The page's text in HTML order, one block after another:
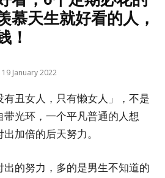
慕天生就好看的人，
！
19 January 2022
丑女人，只有懒女人」，不是
光环，一个平凡普通的人想
加倍的后天努力。
的努力，多的是男生不知道的